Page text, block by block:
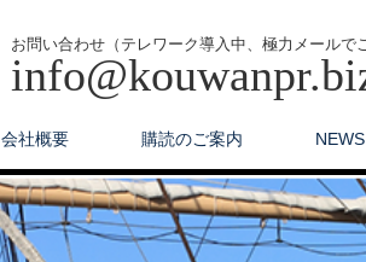
お問い合わせ（テレワーク導入中、極力メールで
会社概要 購読のご案内